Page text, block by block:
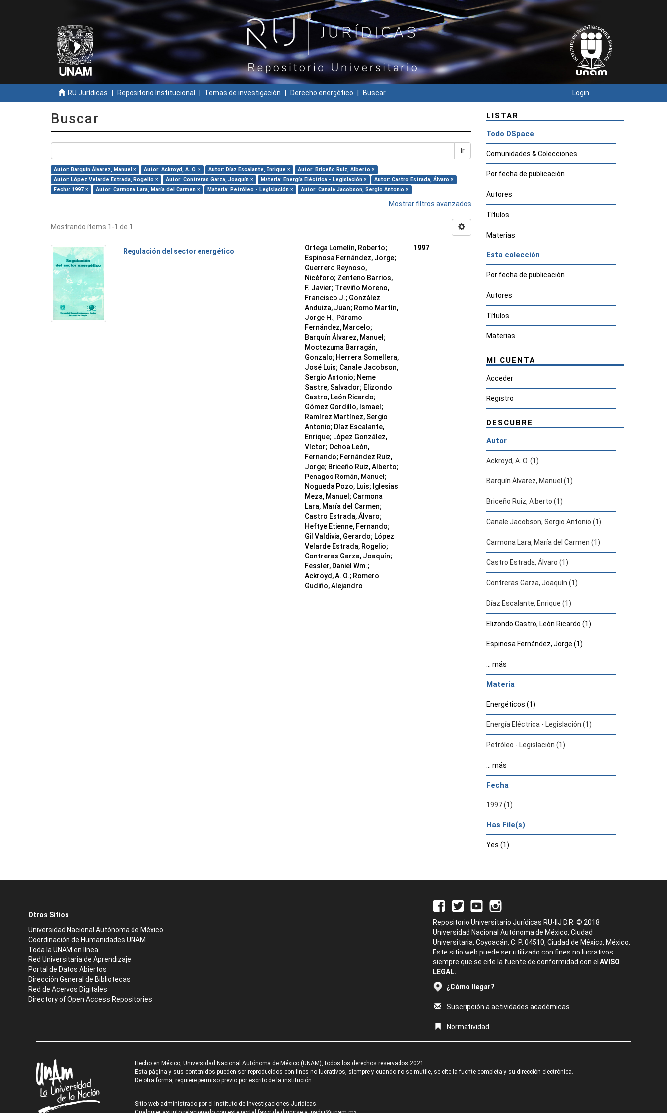
RU Jurídicas Repositorio Institucional Temas de investigación Derecho energético Buscar Login
Buscar
Ir
Autor: Barquín Álvarez, Manuel × Autor: Ackroyd, A. O. × Autor: Díaz Escalante, Enrique ×
Autor: Briceño Ruiz, Alberto ×
Autor: López Velarde Estrada, Rogelio ×
Autor: Contreras Garza, Joaquín × Materia: Energía Eléctrica - Legislación ×
Autor: Castro Estrada, Álvaro ×
Fecha: 1997 ×
Autor: Carmona Lara, María del Carmen × Materia: Petróleo - Legislación × Autor: Canale Jacobson, Sergio Antonio ×
Mostrar filtros avanzados
Mostrando ítems 1-1 de 1
Regulación del sector energético
Ortega Lomelín, Roberto;
Espinosa Fernández, Jorge;
Guerrero Reynoso,
Nicéforo; Zenteno Barrios,
F. Javier; Treviño Moreno,
Francisco J.; González
Anduiza, Juan; Romo Martín,
Jorge H.; Páramo
Fernández, Marcelo;
Barquín Álvarez, Manuel;
Moctezuma Barragán,
Gonzalo; Herrera Somellera,
José Luis; Canale Jacobson,
Sergio Antonio; Neme
Sastre, Salvador; Elizondo
Castro, León Ricardo;
Gómez Gordillo, Ismael;
Ramírez Martínez, Sergio
Antonio; Díaz Escalante,
Enrique; López González,
Víctor; Ochoa León,
Fernando; Fernández Ruiz,
Jorge; Briceño Ruiz, Alberto;
Penagos Román, Manuel;
Nogueda Pozo, Luis; Iglesias
Meza, Manuel; Carmona
Lara, María del Carmen;
Castro Estrada, Álvaro;
Heftye Etienne, Fernando;
Gil Valdivia, Gerardo; López
Velarde Estrada, Rogelio;
Contreras Garza, Joaquín;
Fessler, Daniel Wm.;
Ackroyd, A. O.; Romero
Gudiño, Alejandro
1997
LISTAR
Todo DSpace
Comunidades & Colecciones
Por fecha de publicación
Autores
Títulos
Materias
Esta colección
Por fecha de publicación
Autores
Títulos
Materias
MI CUENTA
Acceder
Registro
DESCUBRE
Autor
Ackroyd, A. O. (1)
Barquín Álvarez, Manuel (1)
Briceño Ruiz, Alberto (1)
Canale Jacobson, Sergio Antonio (1)
Carmona Lara, María del Carmen (1)
Castro Estrada, Álvaro (1)
Contreras Garza, Joaquín (1)
Díaz Escalante, Enrique (1)
Elizondo Castro, León Ricardo (1)
Espinosa Fernández, Jorge (1)
... más
Materia
Energéticos (1)
Energía Eléctrica - Legislación (1)
Petróleo - Legislación (1)
... más
Fecha
1997 (1)
Has File(s)
Yes (1)
Otros Sitios
Universidad Nacional Autónoma de México
Coordinación de Humanidades UNAM
Toda la UNAM en línea
Red Universitaria de Aprendizaje
Portal de Datos Abiertos
Dirección General de Bibliotecas
Red de Acervos Digitales
Directory of Open Access Repositories
Repositorio Universitario Jurídicas RU-IIJ D.R. © 2018.
Universidad Nacional Autónoma de México, Ciudad
Universitaria, Coyoacán, C. P. 04510, Ciudad de México, México.
Este sitio web puede ser utilizado con fines no lucrativos
siempre que se cite la fuente de conformidad con el AVISO
LEGAL.
¿Cómo llegar?
Suscripción a actividades académicas
Normatividad
Hecho en México, Universidad Nacional Autónoma de México (UNAM), todos los derechos reservados 2021.
Esta página y sus contenidos pueden ser reproducidos con fines no lucrativos, siempre y cuando no se mutile, se cite la fuente completa y su dirección electrónica.
De otra forma, requiere permiso previo por escrito de la institución.
Sitio web administrado por el Instituto de Investigaciones Jurídicas.